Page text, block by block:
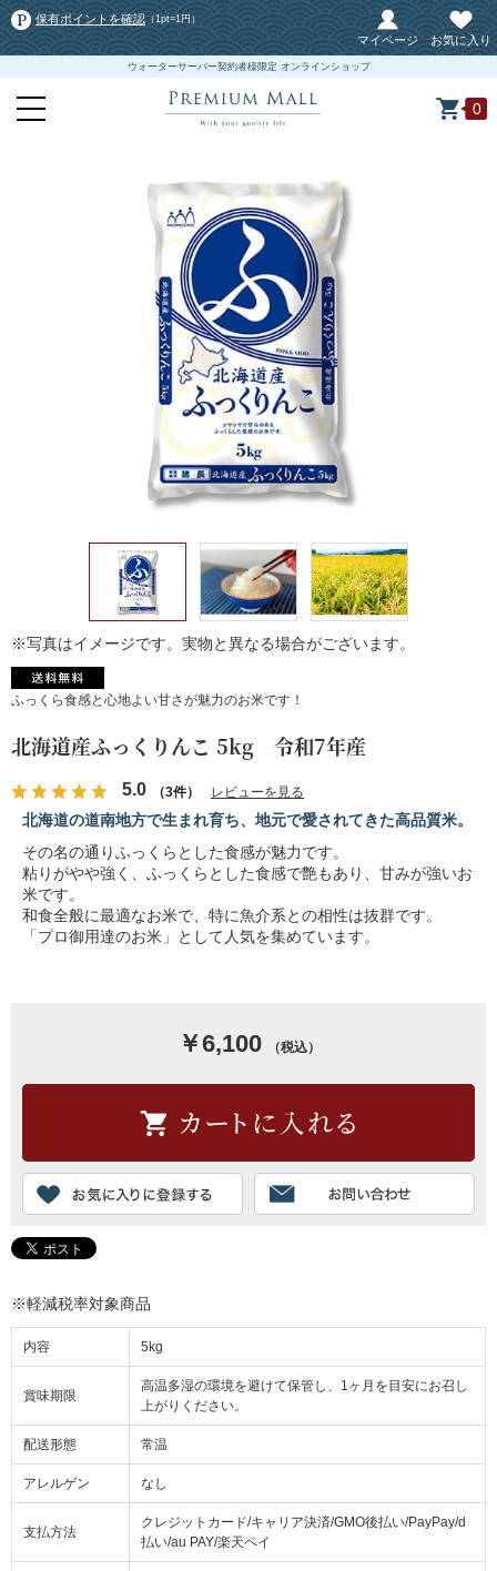
保有ポイントを確認 （1pt=1円）
マイページ お気に入り
ウォーターサーバー契約者様限定 オンラインショップ
0
※写真はイメージです。実物と異なる場合がございます。
ふっくら食感と心地よい甘さが魅力のお米です！
北海道産ふっくりんこ 5kg 令和7年産
5.0 （3件） レビューを見る
北海道の道南地方で生まれ育ち、地元で愛されてきた高品質米。
その名の通りふっくらとした食感が魅力です。
粘りがやや強く、ふっくらとした食感で艶もあり、甘みが強いお
米です。
和食全般に最適なお米で、特に魚介系との相性は抜群です。
「プロ御用達のお米」として人気を集めています。
￥6,100 （税込）
※軽減税率対象商品
内容 5kg
賞味期限
高温多湿の環境を避けて保管し、1ヶ月を目安にお召し
上がりください。
配送形態 常温
アレルゲン なし
支払方法
クレジットカード/キャリア決済/GMO後払い/PayPay/d
払い/au PAY/楽天ペイ